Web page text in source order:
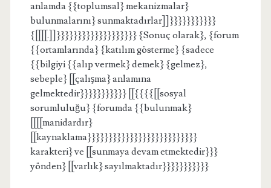
anlamda {{toplumsal} mekanizmalar}
bulunmalarını} sunmaktadırlar]]}}}}}}}}}}}
{[[[[.]]}}}}}}}}}}}}}}}}}}} {Sonuç olarak}, {forum
{{ortamlarında} {katılım gösterme} {sadece
{{bilgiyi {{alıp vermek} demek} {gelmez},
sebeple} [[çalışma} anlamına
gelmektedir}}}}}}}}}}} [[{{{{[[sosyal
sorumluluğu} {forumda {{bulunmak}
[[[[manidardır}
[[kaynaklama}}}}}}}}}}}}}}}}}}}}}}}}}}
karakteri} ve [[sunmaya devam etmektedir}}}
yönden} [[varlık} sayılmaktadır}}}}}}}}}}}